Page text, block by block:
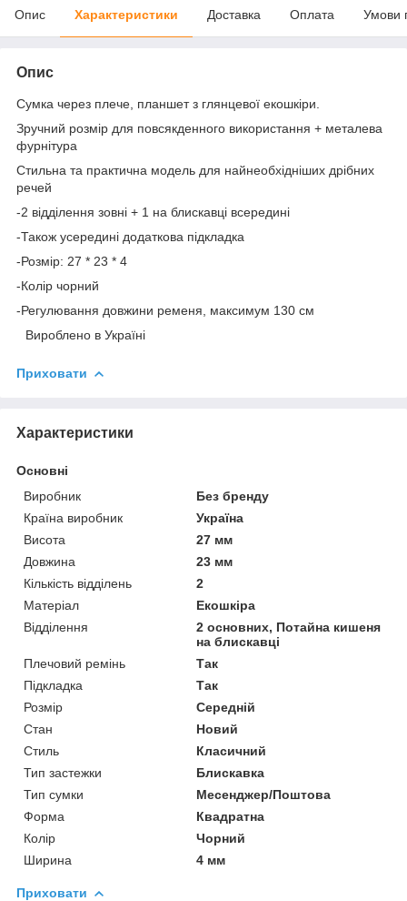
Опис Характеристики Доставка Оплата Умови
Опис
Сумка через плече, планшет з глянцевої екошкіри.
Зручний розмір для повсякденного використання + металева
фурнітура
Стильна та практична модель для найнеобхідніших дрібних
речей
-2 відділення зовні + 1 на блискавці всередині
-Також усередині додаткова підкладка
-Розмір: 27 * 23 * 4
-Колір чорний
-Регулювання довжини ременя, максимум 130 см
⠀Вироблено в Україні
Приховати
Характеристики
Основні
Виробник
Без бренду
Країна виробник
Україна
Висота
27 мм
Довжина
23 мм
Кількість відділень
2
Матеріал
Екошкіра
Відділення
2 основних, Потайна кишеня
на блискавці
Плечовий ремінь
Так
Підкладка
Так
Розмір
Середній
Стан
Новий
Стиль
Класичний
Тип застежки
Блискавка
Тип сумки
Месенджер/Поштова
Форма
Квадратна
Колір
Чорний
Ширина
4 мм
Приховати